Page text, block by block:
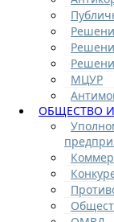
МЦУР
ОБЩЕСТВО